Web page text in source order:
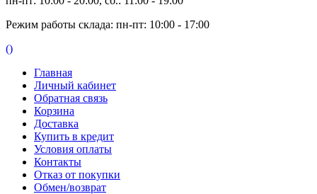
Режим работы склада: пн-пт: 10:00 - 17:00
()
Главная
Личный кабинет
Обратная связь
Корзина
Доставка
Купить в кредит
Условия оплаты
Контакты
Отказ от покупки
Обмен/возврат